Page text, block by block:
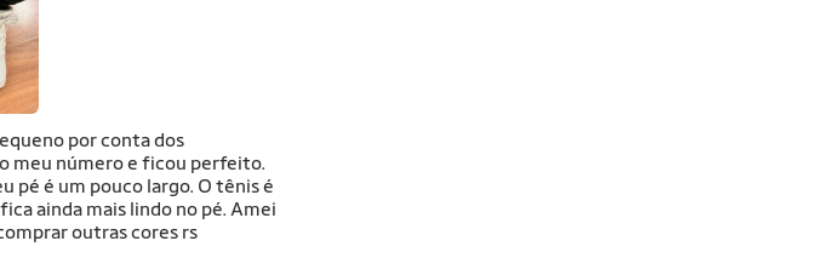
por conta dos
meu número e ficou perfeito.
pé é um pouco largo. O tênis é
ainda mais lindo no pé. Amei
outras cores rs